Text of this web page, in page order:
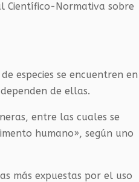
Científico-Normativa sobre
especies se encuentren en
de ellas.
entre las cuales se
humano», según uno
más expuestas por el uso